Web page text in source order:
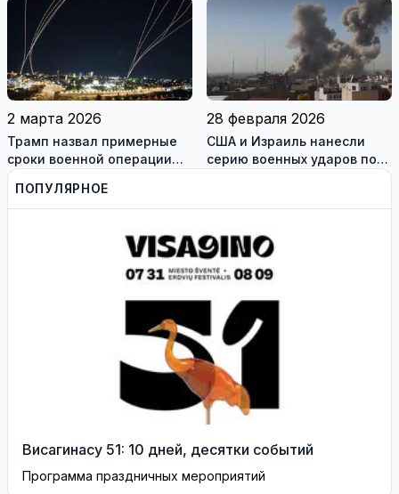
охваченного огнём
Мариуполя (фотогалерея)
2 марта 2026
Трамп назвал примерные
сроки военной операции
против Ирана
28 февраля 2026
США и Израиль нанесли
серию военных ударов по
ПОПУЛЯРНОЕ
Висагинасу 51: 10 дней, десятки событий
Программа праздничных мероприятий